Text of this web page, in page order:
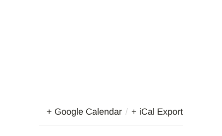
+ Google Calendar / + iCal Export